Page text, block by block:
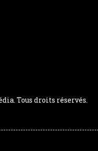
Tous droits réservés.